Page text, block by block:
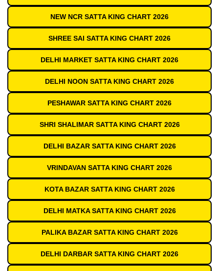
NEW NCR SATTA KING CHART 2026
SHREE SAI SATTA KING CHART 2026
DELHI MARKET SATTA KING CHART 2026
DELHI NOON SATTA KING CHART 2026
PESHAWAR SATTA KING CHART 2026
SHRI SHALIMAR SATTA KING CHART 2026
DELHI BAZAR SATTA KING CHART 2026
VRINDAVAN SATTA KING CHART 2026
KOTA BAZAR SATTA KING CHART 2026
DELHI MATKA SATTA KING CHART 2026
PALIKA BAZAR SATTA KING CHART 2026
DELHI DARBAR SATTA KING CHART 2026